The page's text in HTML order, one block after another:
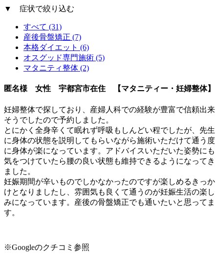
▼ 症状で絞り込む
すべて (31)
産後骨盤矯正 (7)
本格ダイエット (6)
オスグッド専門施術 (5)
マタニティ整体 (2)
匿名様 女性 宇都宮市在住 【マタニティー・妊婦整体】
妊婦整体で探しており、産婦人科での経験が豊富で信頼出来
そうでしたので予約しました。
とにかく全身辛くて眠れず呼吸もしんどい程でしたが、先生
に身体の状態を説明してもらいながら施術いただけて通う度
に身体が楽になっています。アドバイスいただいた姿勢にも
気をつけていたら腰の良い状態も維持できるようになってき
ました。
妊娠期間が辛いものでしかなかったのですが楽しめるきっか
けとなりましたし、雰囲気も良くて通うのが妊娠生活の楽し
みになっています。産後の骨盤矯正でも通いたいと思ってま
す。
※Googleのクチコミ参照